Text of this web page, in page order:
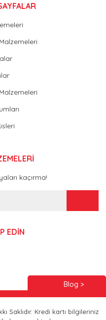
kaçırma!
EDİN
Saklıdır. Kredi kartı bilgileriniz
Blog >